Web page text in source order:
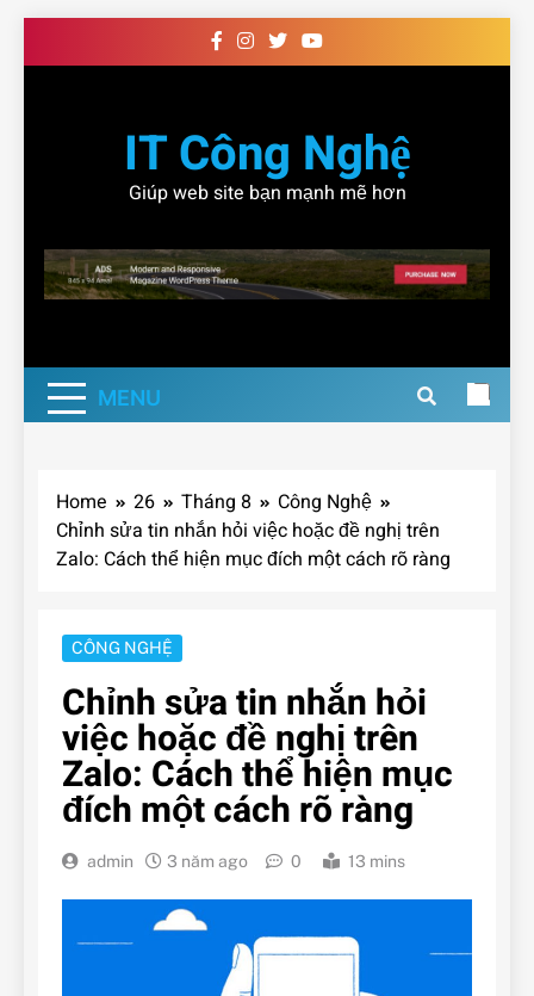
to
IT Công Nghệ
Giúp web site bạn mạnh mẽ hơn
MENU
Home 26 Tháng 8
Công Nghệ
Chỉnh sửa tin nhắn hỏi việc hoặc đề nghị trên
Zalo: Cách thể hiện mục đích một cách rõ ràng
CÔNG NGHỆ
Chỉnh sửa tin nhắn hỏi
việc hoặc đề nghị trên
Zalo: Cách thể hiện mục
đích một cách rõ ràng
admin 3 năm ago 0 13 mins